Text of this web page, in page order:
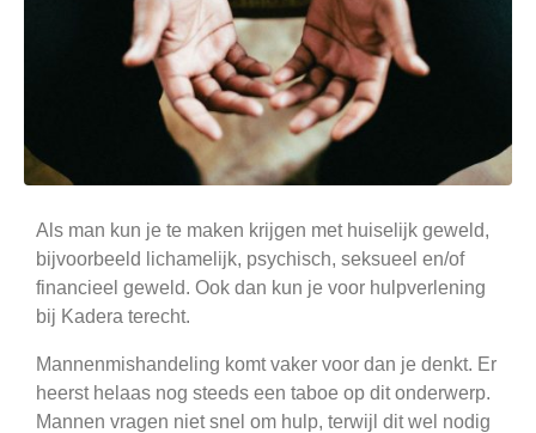
Als man kun je te maken krijgen met huiselijk geweld,
bijvoorbeeld lichamelijk, psychisch, seksueel en/of
financieel geweld. Ook dan kun je voor hulpverlening
bij Kadera terecht.
Mannenmishandeling komt vaker voor dan je denkt. Er
heerst helaas nog steeds een taboe op dit onderwerp.
Mannen vragen niet snel om hulp, terwijl dit wel nodig